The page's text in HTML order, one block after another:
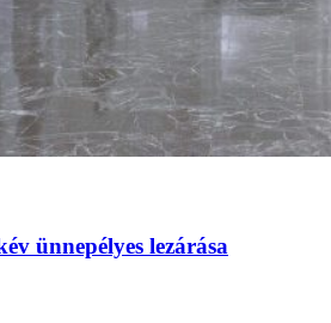
ünnepélyes lezárása